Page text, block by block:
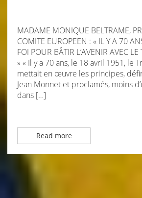
MADAME MONIQUE BELTRAME,
COMITE EUROPEEN : « IL Y A 70
FOI POUR BÂTIR L’AVENIR AVEC LE
» « Il y a 70 ans, le 18 avril 1951, le
mettait en œuvre les principes,
Jean Monnet et proclamés, moins
dans […]
Read more